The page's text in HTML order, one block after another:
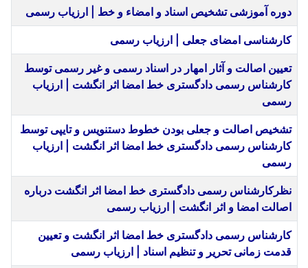
عنوان
دوره آموزشی تشخیص اسناد و امضاء و خط | ارزیاب رسمی
کارشناسی امضای جعلی | ارزیاب رسمی
تعیین اصالت و آثار امهار در اسناد رسمی و غیر رسمی توسط
کارشناس رسمی دادگستری خط امضا اثر انگشت | ارزیاب
رسمی
تشخیص اصالت و جعلی بودن خطوط دستنویس و تایپی توسط
کارشناس رسمی دادگستری خط امضا اثر انگشت | ارزیاب
رسمی
نظرکارشناس رسمی دادگستری خط امضا اثر انگشت درباره
اصالت امضا و اثر انگشت | ارزیاب رسمی
کارشناس رسمی دادگستری خط امضا اثر انگشت و تعیین
قدمت زمانی تحریر و تنظیم اسناد | ارزیاب رسمی